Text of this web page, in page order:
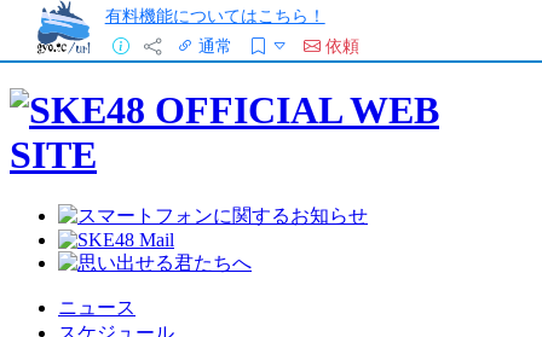
有料機能についてはこちら！
通常
依頼